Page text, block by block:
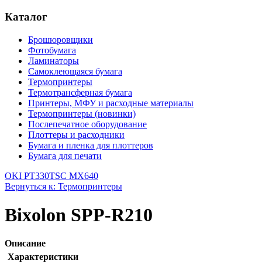
Каталог
Брошюровщики
Фотобумага
Ламинаторы
Самоклеющаяся бумага
Термопринтеры
Термотрансферная бумага
Принтеры, МФУ и расходные материалы
Термопринтеры (новинки)
Послепечатное оборудование
Плоттеры и расходники
Бумага и пленка для плоттеров
Бумага для печати
OKI PT330TSC MX640
Вернуться к: Термопринтеры
Bixolon SPP-R210
Описание
Характеристики